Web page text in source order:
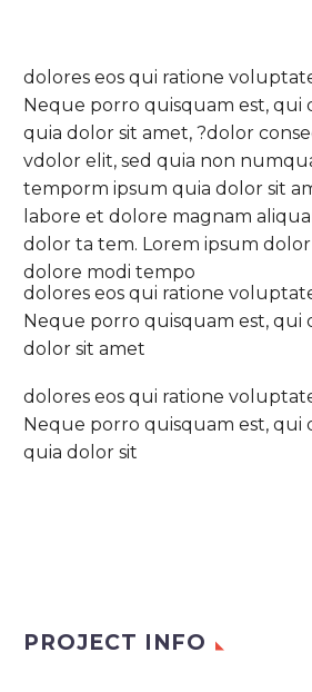
dolores eos qui ratione
Neque porro quisquam est, qui
quia dolor sit amet, ?dolor
vdolor elit, sed quia non
temporm ipsum quia dolor sit
labore et dolore magnam
dolor ta tem. Lorem ipsum dolor
dolore modi tempo
dolores eos qui ratione
Neque porro quisquam est, qui
dolor sit amet
dolores eos qui ratione
Neque porro quisquam est, qui
quia dolor sit
PROJECT INFO